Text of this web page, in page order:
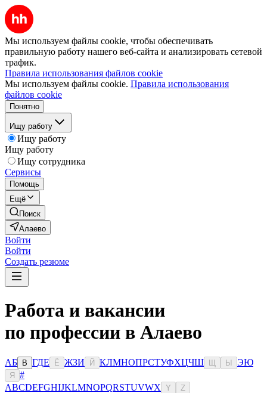
Мы используем файлы cookie, чтобы обеспечивать
правильную работу нашего веб-сайта и анализировать сетевой
трафик.
Правила использования файлов cookie
Мы используем файлы cookie. Правила использования
файлов cookie
Понятно
Ищу работу
Ищу работу
Ищу работу
Ищу сотрудника
Сервисы
Помощь
Ещё
Поиск
Алаево
Войти
Войти
Создать резюме
Работа и вакансии
по профессии в Алаево
АБ В ГДЕ Ё ЖЗИ Й КЛМНОПРСТУФХЦЧШ Ы ЭЮ
Я
#
ABCDEFGHIJKLMNOPQRSTUVWX Y Z